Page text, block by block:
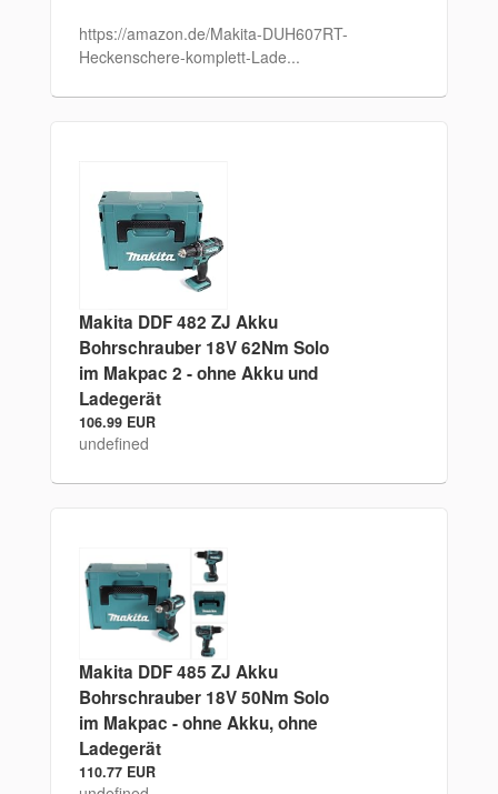
https://amazon.de/Makita-DUH607RT-
Heckenschere-komplett-Lade...
Makita DDF 482 ZJ Akku
Bohrschrauber 18V 62Nm Solo
im Makpac 2 - ohne Akku und
Ladegerät
106.99 EUR
undefined
Makita DDF 485 ZJ Akku
Bohrschrauber 18V 50Nm Solo
im Makpac - ohne Akku, ohne
Ladegerät
110.77 EUR